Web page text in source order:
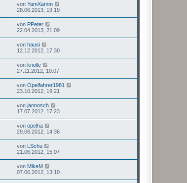
von YamXamm
28.06.2013, 19:19
von PPeter
22.04.2013, 21:09
von hausi
12.12.2012, 17:30
von knolle
27.11.2012, 10:07
von Opelfahrer1981
23.10.2012, 19:21
von jannosch
17.07.2012, 17:23
von opelha
29.06.2012, 14:36
von LSchu
21.06.2012, 15:07
von MikeM
07.06.2012, 13:10